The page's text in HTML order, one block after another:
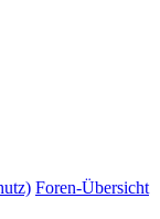
Foren-Übersicht